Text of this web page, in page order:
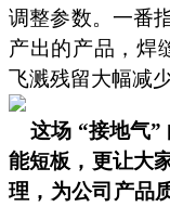
调整参数。一番
产出的产品，焊
飞溅残留大幅减少
这场 “接地气”
能短板，更让大
理，为公司产品